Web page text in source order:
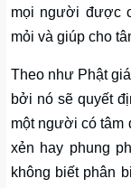
mọi người được
mỏi và giúp cho
Theo như Phật
bởi nó sẽ quyết
một người có tâm
xẻn hay phung
không biết phân